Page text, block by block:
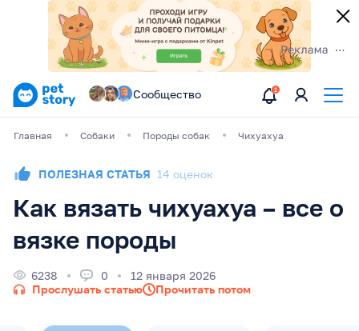
Сообщество
Главная Собаки Породы собак Чихуахуа
ПОЛЕЗНАЯ СТАТЬЯ 14 оценок
Как вязать чихуахуа – все о
вязке породы
6238 0
12 января 2026
Прослушать статью
Прочитать потом